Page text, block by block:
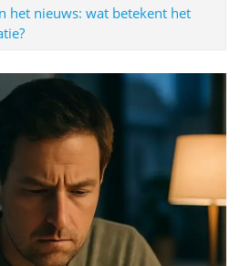
het nieuws: wat betekent het